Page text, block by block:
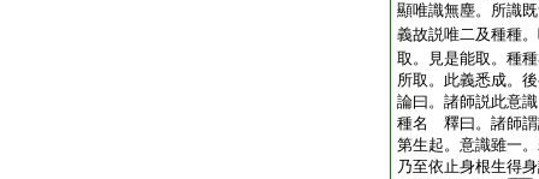
顯唯識無塵。所識
義故説唯二及種種
取。見是能取。種
所取。此義悉成。
論曰。諸師説此意
種名 釋曰。諸師謂
第生起。意識雖一
乃至依止身根生得